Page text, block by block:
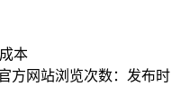
本
方网站浏览次数： 发布时